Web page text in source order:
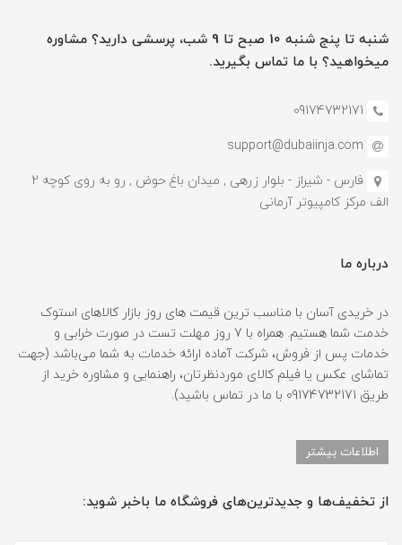
شنبه تا پنج شنبه 10 صبح تا 9 شب، پرسشی دارید؟ مشاوره
میخواهید؟ با ما تماس بگیرید.
09174732171
support@dubaiinja.com
فارس - شیراز - بلوار زرهی , میدان باغ حوض , رو به روی کوچه 2
الف مرکز کامپیوتر آرمانی
درباره ما
در خریدی آسان با مناسب ترین قیمت های روز بازار کالاهای استوک
خدمت شما هستیم. همراه با 7 روز مهلت تست در صورت خرابی و
خدمات پس از فروش، شرکت آماده ارائه خدمات به شما می‌باشد (جهت
تماشای عکس یا فیلم کالای موردنظرتان، راهنمایی و مشاوره خرید از
طریق 09174732171 با ما در تماس باشید).
اطلاعات بیشتر
از تخفیف‌ها و جدیدترین‌های فروشگاه ما باخبر شوید: